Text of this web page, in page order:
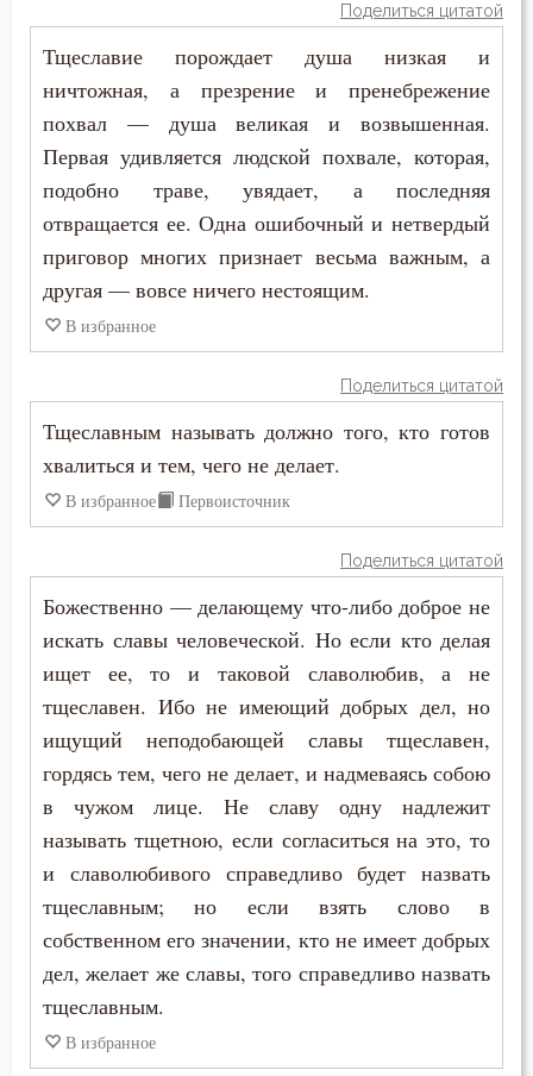
Воля
Воплощение
Воскресение
Воскресение Христово
Высокомерие
Гнев
Гнев Божий
Грех
Девство
Дело
Добро
Добродетель
Друг
Дух Святой
Григорий Чудотворец
Диадох
Димитрий Ростовский
Дионисий Ареопагит
Епифаний Кипрский
Зосима Палестинский
Иаков Низибийский
Игнатий Антиохийский
Иероним Стридонский
Иларион Оптинский (Пономарёв)
Илия Екдик
Иоанн (Максимович)
Иоанн Златоуст
Иоанн Карпафский
Иоанн Кассиан Римлянин
Поделиться цитатой
Тщеславие порождает душа низкая и
ничтожная, а презрение и пренебрежение
похвал — душа великая и возвышенная.
Первая удивляется людской похвале, которая,
подобно траве, увядает, а последняя
отвращается ее. Одна ошибочный и нетвердый
приговор многих признает весьма важным, а
другая — вовсе ничего нестоящим.
В избранное
Поделиться цитатой
Тщеславным называть должно того, кто готов
хвалиться и тем, чего не делает.
В избранное Первоисточник
Поделиться цитатой
Божественно — делающему что-либо доброе не
искать славы человеческой. Но если кто делая
ищет ее, то и таковой славолюбив, а не
тщеславен. Ибо не имеющий добрых дел, но
ищущий неподобающей славы тщеславен,
гордясь тем, чего не делает, и надмеваясь собою
в чужом лице. Не славу одну надлежит
называть тщетною, если согласиться на это, то
и славолюбивого справедливо будет назвать
тщеславным; но если взять слово в
собственном его значении, кто не имеет добрых
дел, желает же славы, того справедливо назвать
тщеславным.
В избранное